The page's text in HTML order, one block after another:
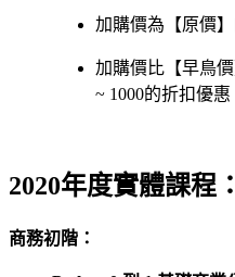
加購價為【原價
加購價比【早鳥
~ 1000的折扣優惠
2020年度實體課程：
商務初階：